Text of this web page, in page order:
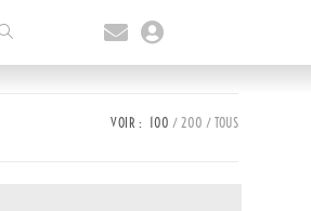
VOIR : 100 200 TOUS